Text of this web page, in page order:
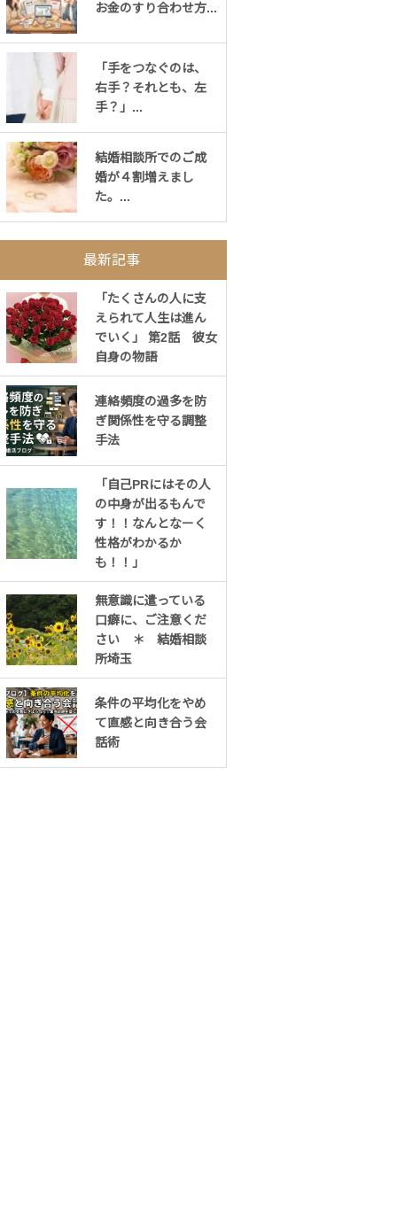
お金のすり合わせ方...
「手をつなぐのは、
右手？それとも、左
手？」...
結婚相談所でのご成
婚が４割増えまし
た。...
最新記事
「たくさんの人に支
えられて人生は進ん
でいく」 第2話 彼女
自身の物語
連絡頻度の過多を防
ぎ関係性を守る調整
手法
「自己PRにはその人
の中身が出るもんで
す！！なんとなーく
性格がわかるか
も！！」
無意識に遣っている
口癖に、ご注意くだ
さい ＊ 結婚相談
所埼玉
条件の平均化をやめ
て直感と向き合う会
話術